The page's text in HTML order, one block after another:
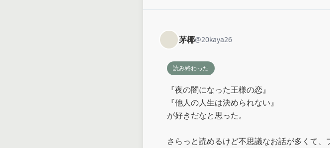
茅椰@20kaya26
読み終わった
『夜の闇になった王様の恋』
『他人の人生は決められない』
が好きだなと思った。
さらっと読めるけど不思議なお話が多くて